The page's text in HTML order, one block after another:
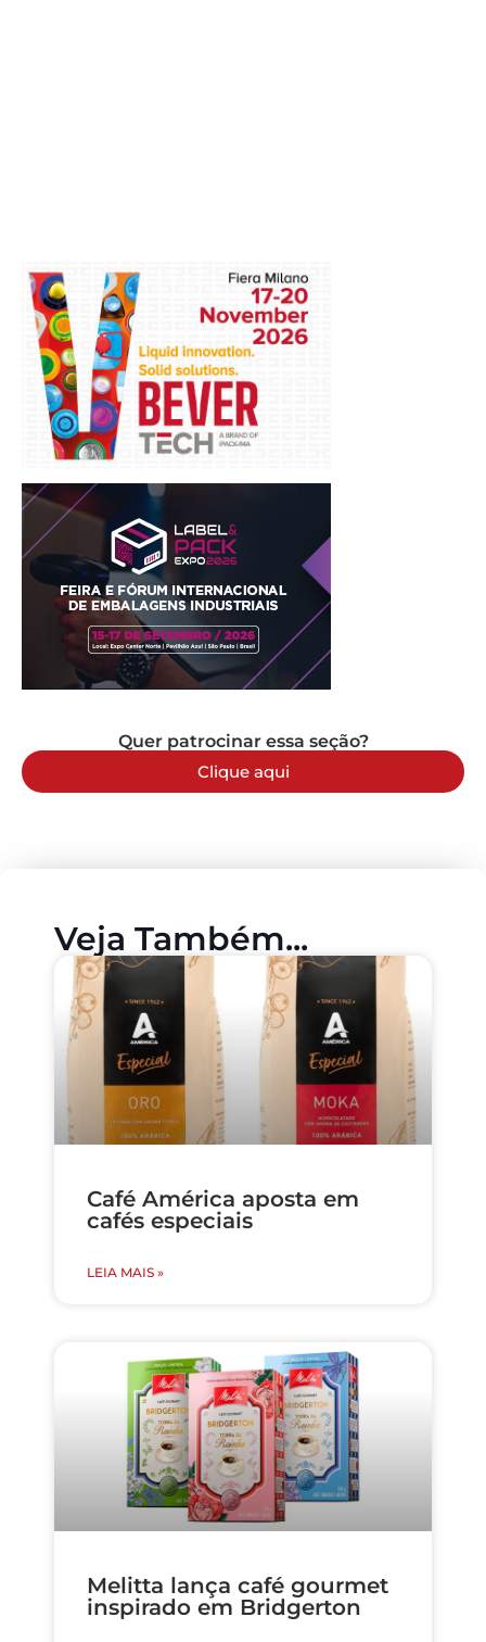
Quer patrocinar essa seção?
Clique aqui
Veja Também...
Café América aposta em
cafés especiais
LEIA MAIS »
Melitta lança café gourmet
inspirado em Bridgerton